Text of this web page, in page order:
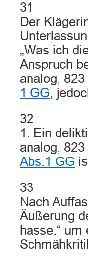
31
Der
„Was ich
Anspruch
analog,
1 GG,
32
1. Ein
analog,
Abs.1 GG
33
Nach
Äußerung
hasse.“